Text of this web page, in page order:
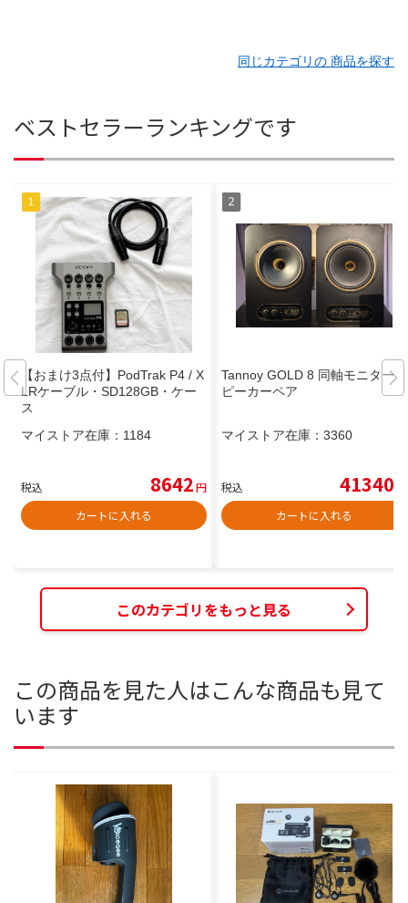
同じカテゴリの 商品を探す
ベストセラーランキングです
【おまけ3点付】PodTrak P4 / X
LRケーブル・SD128GB・ケー
ス
マイストア在庫： 1184
税込 8642円
カートに入れる
Tannoy GOLD 8 同軸モニタース
ピーカーペア
マイストア在庫： 3360
税込 41340
カートに入れる
このカテゴリをもっと見る
この商品を見た人はこんな商品も見て
います